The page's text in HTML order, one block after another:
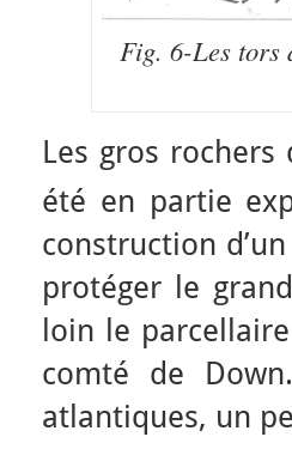
Fig. 6-Les tors
Les gros
été en partie
construction
protéger le
loin le
comté de
atlantiques, un